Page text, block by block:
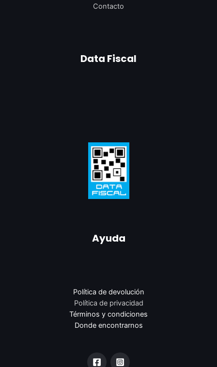
Contacto
Data Fiscal
Ayuda
Política de devolución
Política de privacidad
Términos y condiciones
Donde encontrarnos